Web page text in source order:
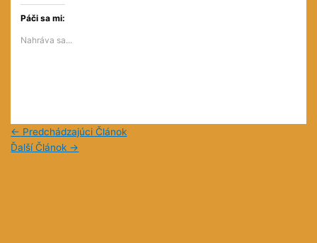
Twitter(Otvorí
novom
Páči sa mi:
Nahráva sa...
← Predchádzajúci Článok
Ďalší Článok →